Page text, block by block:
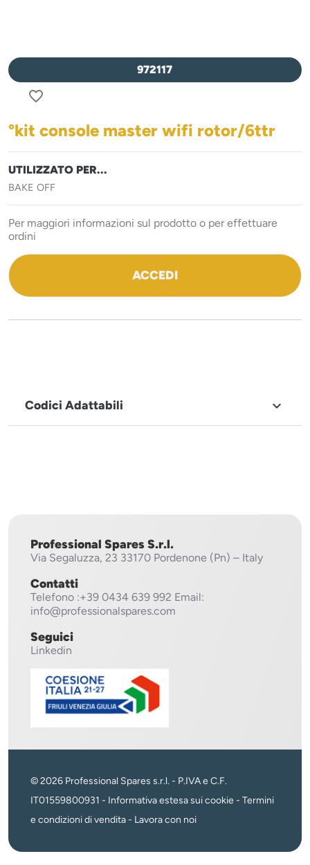
972117
favorite_border
°kit console master wifi rotor/6ttr
UTILIZZATO PER...
BAKE OFF
Per maggiori informazioni sul prodotto o per effettuare
ordini
ACCEDI
Codici Adattabili 
Professional Spares S.r.l.
Via Segaluzza, 23 33170 Pordenone (Pn) – Italy
Contatti
Telefono :+39 0434 639 992 Email:
info@professionalspares.com
Seguici
Linkedin
© 2026 Professional Spares s.r.l. - P.IVA e C.F.
IT01559800931 - Informativa estesa sui cookie - Termini
e condizioni di vendita- Lavora con noi